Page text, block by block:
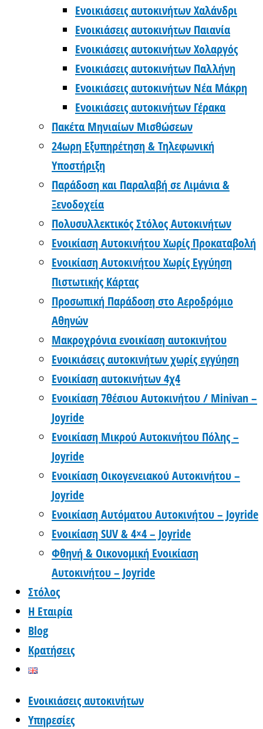
Ενοικιάσεις αυτοκινήτων Χαλάνδρι
Ενοικιάσεις αυτοκινήτων Παιανία
Ενοικιάσεις αυτοκινήτων Χολαργός
Ενοικιάσεις αυτοκινήτων Παλλήνη
Ενοικιάσεις αυτοκινήτων Νέα Μάκρη
Ενοικιάσεις αυτοκινήτων Γέρακα
Πακέτα Μηνιαίων Μισθώσεων
24ωρη Εξυπηρέτηση & Τηλεφωνική
Υποστήριξη
Παράδοση και Παραλαβή σε Λιμάνια &
Ξενοδοχεία
Πολυσυλλεκτικός Στόλος Αυτοκινήτων
Ενοικίαση Αυτοκινήτου Χωρίς Προκαταβολή
Ενοικίαση Αυτοκινήτου Χωρίς Εγγύηση
Πιστωτικής Κάρτας
Προσωπική Παράδοση στο Αεροδρόμιο
Αθηνών
Μακροχρόνια ενοικίαση αυτοκινήτου
Ενοικιάσεις αυτοκινήτων χωρίς εγγύηση
Ενοικίαση αυτοκινήτων 4χ4
Ενοικίαση 7θέσιου Αυτοκινήτου / Minivan –
Joyride
Ενοικίαση Μικρού Αυτοκινήτου Πόλης –
Joyride
Ενοικίαση Οικογενειακού Αυτοκινήτου –
Joyride
Ενοικίαση Αυτόματου Αυτοκινήτου – Joyride
Ενοικίαση SUV & 4×4 – Joyride
Φθηνή & Οικονομική Ενοικίαση
Αυτοκινήτου – Joyride
Στόλος
Η Εταιρία
Blog
Κρατήσεις
Ενοικιάσεις αυτοκινήτων
Υπηρεσίες